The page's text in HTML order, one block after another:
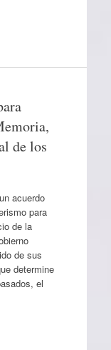
de los
acuerdo
para
de la
de sus
determine
el